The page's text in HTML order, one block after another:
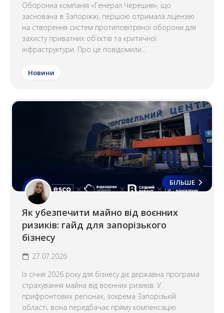
Оборонна компанія «Генерал Черешня», що
заснована в Запоріжжі, першою отримала ліцензію
на створення систем протиповітряної оборони для
захисту приватних об’єктів та критичної
інфраструктури. Про це повідомили...
Новини
БІЛЬШЕ
Як убезпечити майно від воєнних
ризиків: гайд для запорізького
бізнесу
27.07.2026
Із січня 2026 року для бізнесу діє державна програма
страхування майна від воєнних ризиків. У
прифронтових регіонах, зокрема Запорізькій
області, вона передбачає пряму компенсацію